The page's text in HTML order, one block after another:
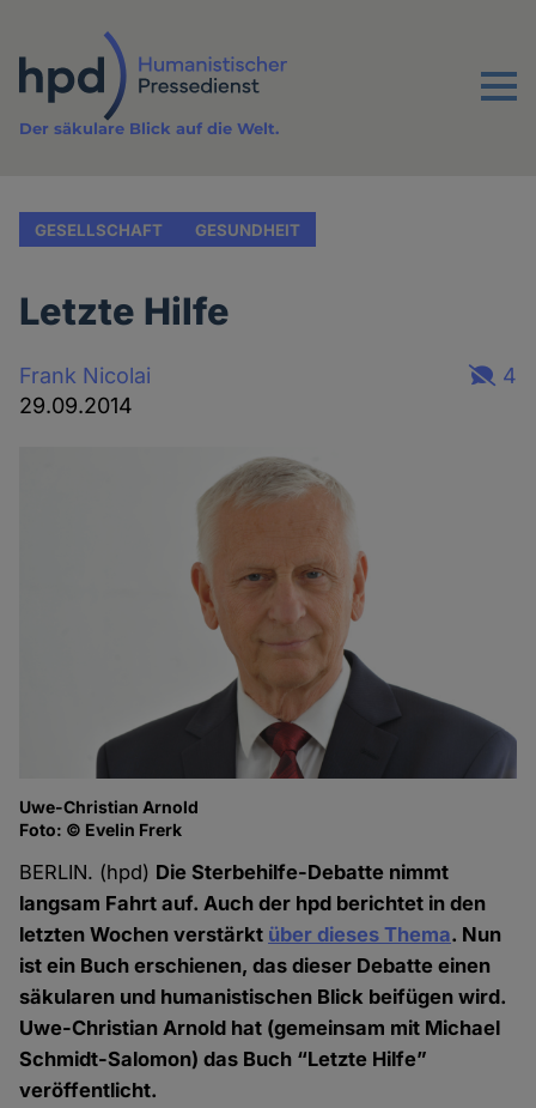
Inhalt
Menu
Der säkulare Blick auf die Welt.
GESELLSCHAFT GESUNDHEIT
Letzte Hilfe
Frank Nicolai
29.09.2014
4
Uwe-Christian Arnold
Foto: © Evelin Frerk
BERLIN. (hpd) Die Sterbehilfe-Debatte nimmt
langsam Fahrt auf. Auch der hpd berichtet in den
letzten Wochen verstärkt über dieses Thema. Nun
ist ein Buch erschienen, das dieser Debatte einen
säkularen und humanistischen Blick beifügen wird.
Uwe-Christian Arnold hat (gemeinsam mit Michael
Schmidt-Salomon) das Buch “Letzte Hilfe”
veröffentlicht.